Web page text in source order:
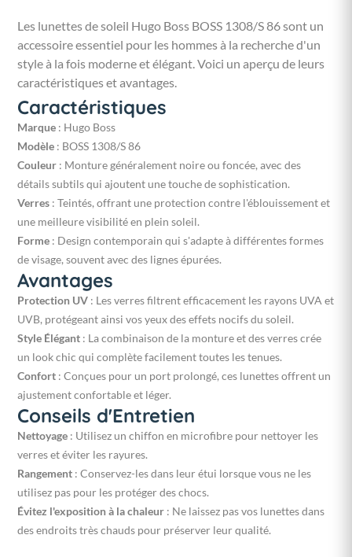
Les lunettes de soleil Hugo Boss BOSS 1308/S 86 sont un
accessoire essentiel pour les hommes à la recherche d'un
style à la fois moderne et élégant. Voici un aperçu de leurs
caractéristiques et avantages.
Caractéristiques
Marque : Hugo Boss
Modèle : BOSS 1308/S 86
Couleur : Monture généralement noire ou foncée, avec des
détails subtils qui ajoutent une touche de sophistication.
Verres : Teintés, offrant une protection contre l'éblouissement et
une meilleure visibilité en plein soleil.
Forme : Design contemporain qui s'adapte à différentes formes
de visage, souvent avec des lignes épurées.
Avantages
Protection UV : Les verres filtrent efficacement les rayons UVA et
UVB, protégeant ainsi vos yeux des effets nocifs du soleil.
Style Élégant : La combinaison de la monture et des verres crée
un look chic qui complète facilement toutes les tenues.
Confort : Conçues pour un port prolongé, ces lunettes offrent un
ajustement confortable et léger.
Conseils d'Entretien
Nettoyage : Utilisez un chiffon en microfibre pour nettoyer les
verres et éviter les rayures.
Rangement : Conservez-les dans leur étui lorsque vous ne les
utilisez pas pour les protéger des chocs.
Évitez l'exposition à la chaleur : Ne laissez pas vos lunettes dans
des endroits très chauds pour préserver leur qualité.